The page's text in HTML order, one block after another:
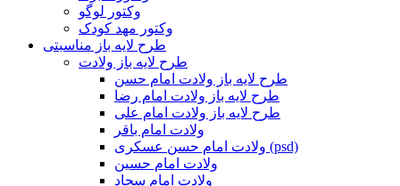
وکتور لوگو
وکتور مهد کودک
طرح لایه باز مناسبتی
طرح لایه باز ولادت
طرح لایه باز ولادت امام حسن
طرح لایه باز ولادت امام رضا
طرح لایه باز ولادت امام علی
ولادت امام باقر
ولادت امام حسن عسکری (psd)
ولادت امام حسین
ولادت امام سجاد